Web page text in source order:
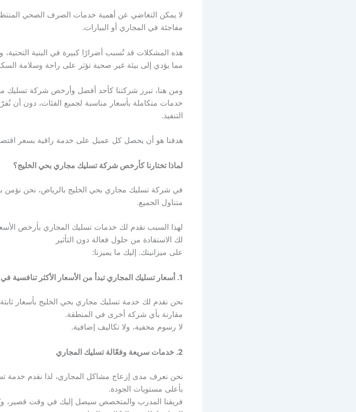
لا يمكن التغاضي عن أهمية خدمات الصرف الصحي
مفاجئة في المجاري أو البيارات.
هذه المشكلات قد تُسبب أضرارًا كبيرة في البنية التحتية،
مما يؤدي إلى بيئة غير صحية تؤثر على راحة وسلامة
ومن هنا، تبرز شركتنا كأحد أفضل وأرخص شركة تسليك
خدمات متكاملة بأسعار مناسبة لجميع الفئات، دون أن
التنفيذ.
هدفنا هو أن يحصل كل عميل على خدمة راقية بسعر
لماذا تختارنا كأرخص شركة تسليك مجاري بحي الخليج؟
في شركة تسليك مجاري بحي الخليج بالرياض، نحن نؤمن
متناول الجميع.
لهذا السبب نقدم لك خدمات تسليك المجاري بأرخص
لك الاستفادة من حلول فعالة دون التأثير
على ميزانيتك. إليك ما يميزنا:
1. أسعار تسليك المجاري تبدأ من الأسعار الأكثر تنافسية في الرياض
نحن نقدم لك خدمة تسليك مجاري بحي الخليج بأسعار
مقارنة بأي شركة أخرى في المنطقة.
لا رسوم مخفية، ولا تكاليف إضافية.
2. خدمات سريعة وفعّالة تسليك المجاري
نحن نعرف مدى إزعاج مشاكل المجاري، لذا نقدم خدمة
بأعلى مستويات الجودة.
فريقنا المدرب والمتخصص سيصل إليك في وقت قصير،